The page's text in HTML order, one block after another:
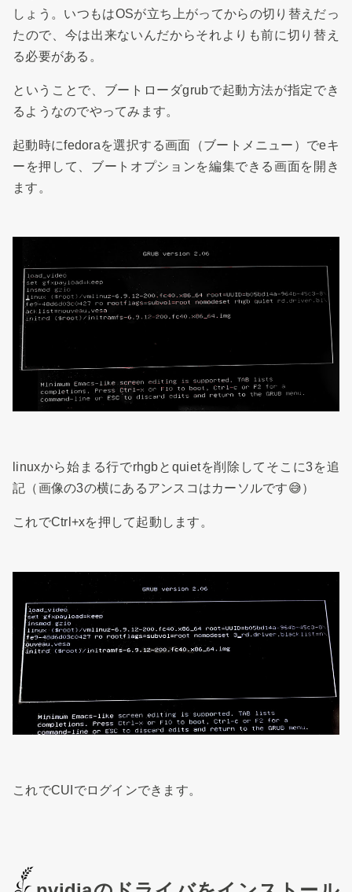
しょう。いつもはOSが立ち上がってからの切り替えだっ
たので、今は出来ないんだからそれよりも前に切り替え
る必要がある。
ということで、ブートローダgrubで起動方法が指定でき
るようなのでやってみます。
起動時にfedoraを選択する画面（ブートメニュー）でeキ
ーを押して、ブートオプションを編集できる画面を開き
ます。
linuxから始まる行でrhgbとquietを削除してそこに3を追
記（画像の3の横にあるアンスコはカーソルです😅）
これでCtrl+xを押して起動します。
これでCUIでログインできます。